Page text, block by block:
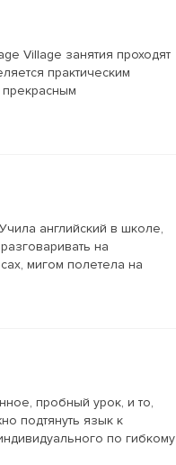
Village занятия проходят
практическим
английский в школе,
на
мигом полетела на
пробный урок, и то,
подтянуть язык к
по гибкому